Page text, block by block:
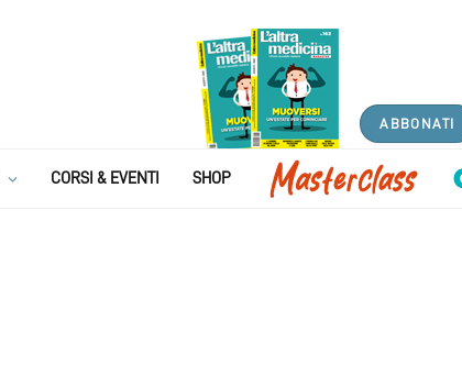
ABBONATI
CORSI & EVENTI SHOP